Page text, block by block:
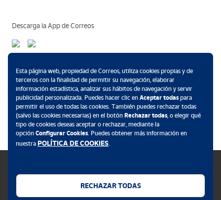
Descarga la App de Correos
Política de cookies
Esta página web, propiedad de Correos, utiliza cookies propias y de
terceros con la finalidad de permitir su navegación, elaborar
información estadística, analizar sus hábitos de navegación y servir
publicidad personalizada. Puedes hacer clic en Aceptar todaspara
permitir el uso de todas las cookies. También puedes rechazar todas
(salvo las cookies necesarias) en el botón Rechazar todas, o elegir qué
tipo de cookies deseas aceptar o rechazar, mediante la
opción Configurar Cookies. Puedes obtener más información en
nuestra POLÍTICA DE COOKIES.
RECHAZAR TODAS